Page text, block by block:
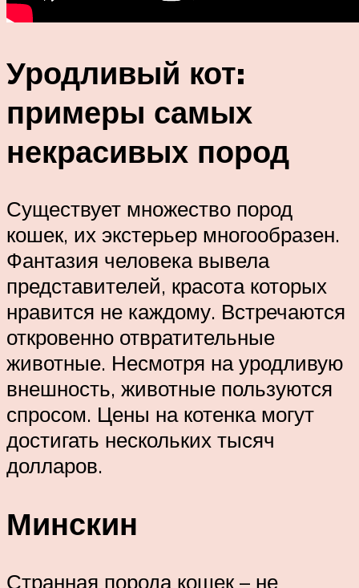
Уродливый кот:
примеры самых
некрасивых пород
Существует множество пород
кошек, их экстерьер многообразен.
Фантазия человека вывела
представителей, красота которых
нравится не каждому. Встречаются
откровенно отвратительные
животные. Несмотря на уродливую
внешность, животные пользуются
спросом. Цены на котенка могут
достигать нескольких тысяч
долларов.
Минскин
Странная порода кошек – не